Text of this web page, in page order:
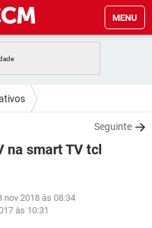
MENU
FACEBOOK
GMAIL
WHATSAPP
WHATSAPP
EXCEL
FACEBOOK
Seguinte
na smart TV tcl
nov 2018 às 08:34
às 10:31